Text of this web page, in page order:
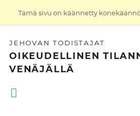
Tämä sivu on käännetty
JEHOVAN TODISTAJAT
OIKEUDELLINEN
VENÄJÄLLÄ